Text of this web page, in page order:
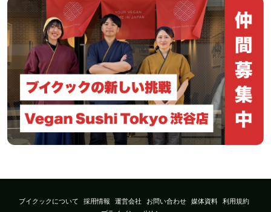
ブイクックについて 採用情報 運営会社 お問い合わせ 媒体資料
利用規約